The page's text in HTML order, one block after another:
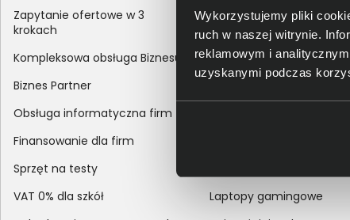
Wykorzystujemy pliki
ruch w naszej witrynie.
reklamowym i
uzyskanymi podczas
Zapytanie ofertowe w 3
krokach
Kompleksowa obsługa Biznesu
Biznes Partner
Obsługa informatyczna firm
Finansowanie dla firm
Sprzęt na testy
VAT 0% dla szkół
Metody płatności
Zakup z
Odroczony termin
Korekta danych
Laptopy gamingowe